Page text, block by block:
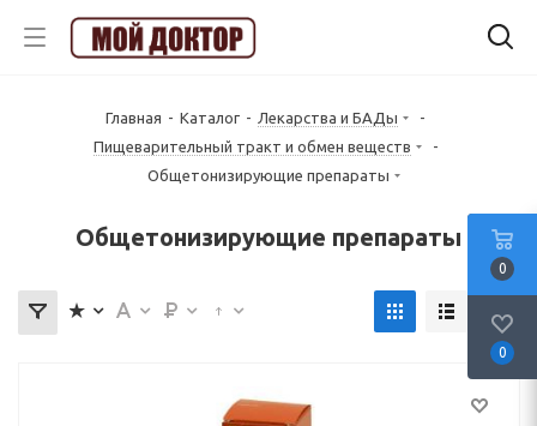
Главная - Каталог - Лекарства и БАДы
-
Пищеварительный тракт и обмен веществ
-
Общетонизирующие препараты
Общетонизирующие препараты
0
0